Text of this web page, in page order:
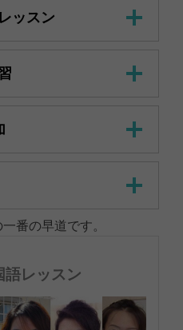
ッスン
番の早道です。
語レッスン